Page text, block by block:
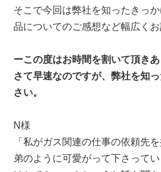
そこで今回は弊社を知ったきっ
品についてのご感想など幅広くお
ーこの度はお時間を割いて頂きあ
さて早速なのですが、弊社を知
さい。
N様
「私がガス関連の仕事の依頼先
弟のように可愛がって下さって